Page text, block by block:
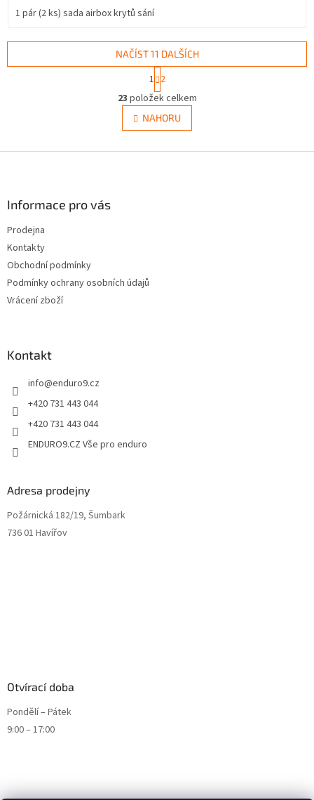
1 pár (2 ks) sada airbox krytů sání
O
v
l
á
NAČÍST 11 DALŠÍCH
t
r
á
n
k
v
1 2
23 položek celkem
NAHORU
Informace pro vás
Prodejna
Kontakty
Obchodní podmínky
Podmínky ochrany osobních údajů
Vrácení zboží
Kontakt
info@enduro9.cz
+420 731 443 044
+420 731 443 044
ENDURO9.CZ Vše pro enduro
Adresa prodejny
Požárnická 182/19, Šumbark
736 01 Havířov
Otvírací doba
Pondělí – Pátek
9:00 – 17:00